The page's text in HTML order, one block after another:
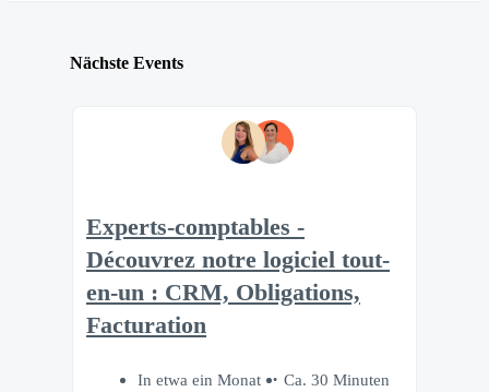
Nächste Events
Experts-comptables -
Découvrez notre logiciel tout-
en-un : CRM, Obligations,
Facturation
In etwa ein Monat Ca. 30 Minuten